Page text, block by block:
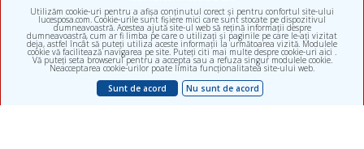
Utilizăm cookie-uri pentru a afișa conținutul corect și pentru confortul site-ului
lucesposa.com. Cookie-urile sunt fișiere mici care sunt stocate pe dispozitivul
dumneavoastră. Acestea ajută site-ul web să rețină informații despre
dumneavoastră, cum ar fi limba pe care o utilizați și paginile pe care le-ați vizitat
deja, astfel încât să puteți utiliza aceste informații la următoarea vizită. Modulele
cookie vă facilitează navigarea pe site. Puteți citi mai multe despre cookie-uri aici .
Vă puteți seta browserul pentru a accepta sau a refuza singur modulele cookie.
Neacceptarea cookie-urilor poate limita funcționalitatea site-ului web.
Sunt de acord
Nu sunt de acord